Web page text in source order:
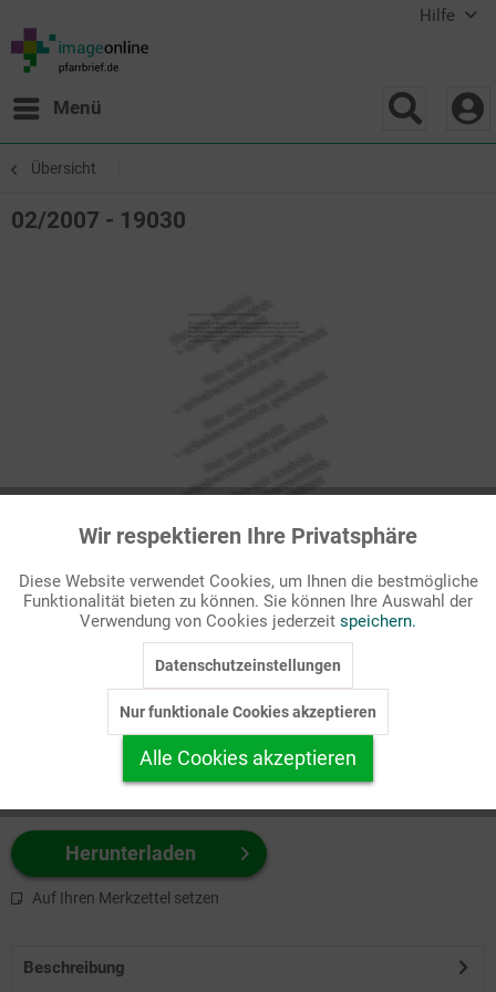
Hilfe
Menü
Übersicht
02/2007 - 19030
Passende Stichworte
Kirchenjahr, Pfingsten
zuerst Ihr Produktformat aus.
z.B. Farbe-Grafik, Schwarz-Weiß-Grafik, mit/ohne Text ...
Herunterladen
Auf Ihren Merkzettel setzen
Beschreibung
Funktionale Aktiv
Marketing Inaktiv
Personalisierung Inaktiv
Service
Wir respektieren Ihre Privatsphäre
Diese Website verwendet Cookies, um Ihnen die bestmögliche
Funktionalität bieten zu können. Sie können Ihre Auswahl der
Verwendung von Cookies jederzeit speichern.
Datenschutzeinstellungen
Nur funktionale Cookies akzeptieren
Alle Cookies akzeptieren